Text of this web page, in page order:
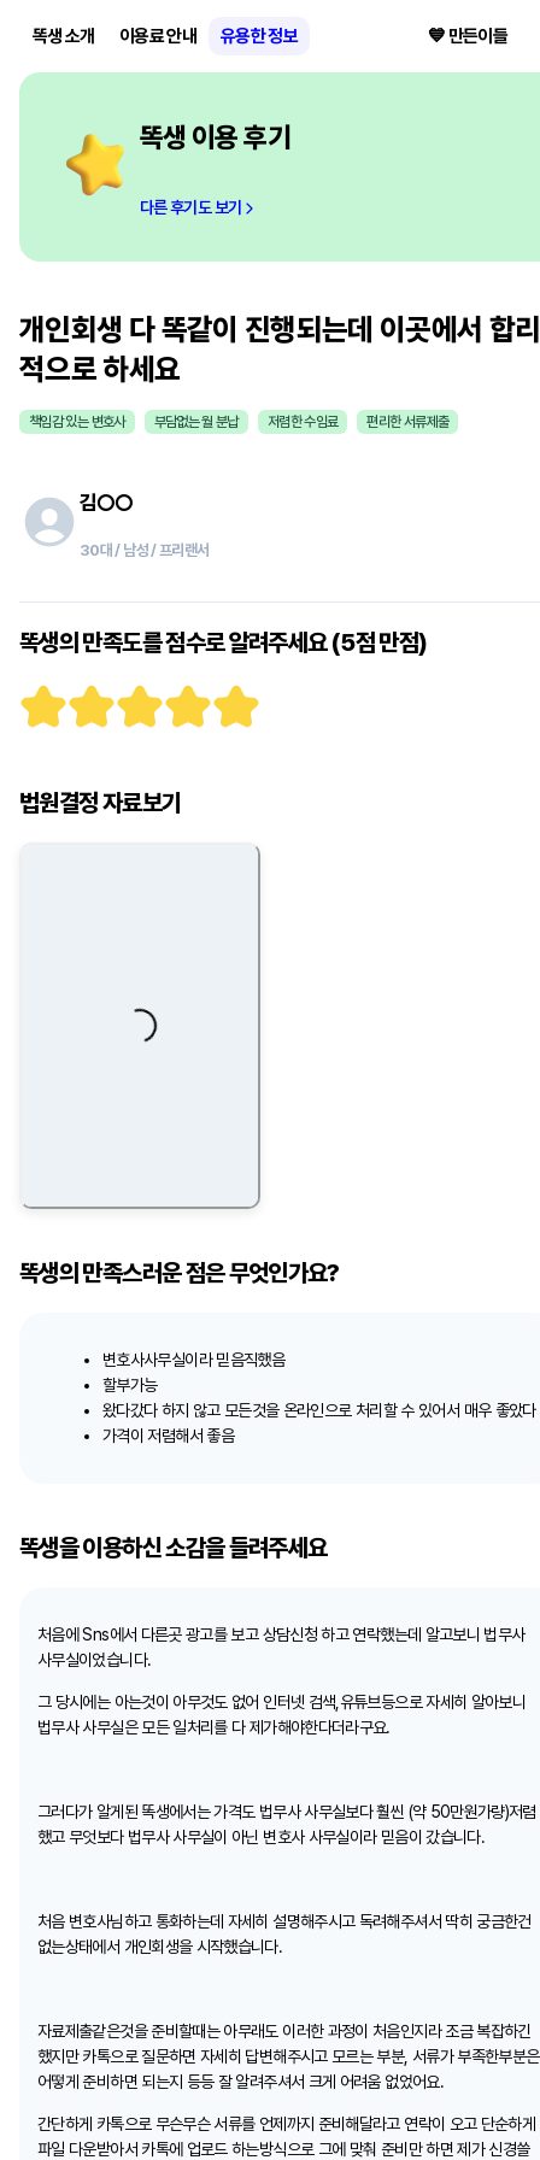
똑생 소개 이용료 안내 유용한 정보 💙 만든이들
똑생 이용 후기
다른 후기도 보기
개인회생 다 똑같이 진행되는데 이곳에서 합리
적으로 하세요
책임감 있는 변호사 부담없는 월 분납 저렴한 수임료 편리한 서류제출
김○○
30대 / 남성 / 프리랜서
똑생의 만족도를 점수로 알려주세요 (5점 만점)
법원결정 자료보기
Loading...
똑생의 만족스러운 점은 무엇인가요?
변호사사무실이라 믿음직했음
할부가능
왔다갔다 하지 않고 모든것을 온라인으로 처리할 수 있어서 매우 좋았다
가격이 저렴해서 좋음
똑생을 이용하신 소감을 들려주세요
처음에 Sns에서 다른곳 광고를 보고 상담신청 하고 연락했는데 알고보니 법무사
사무실이었습니다.
그 당시에는 아는것이 아무것도 없어 인터넷 검색,유튜브등으로 자세히 알아보니
법무사 사무실은 모든 일처리를 다 제가해야한다더라구요.
그러다가 알게된 똑생에서는 가격도 법무사 사무실보다 훨씬 (약 50만원가량)저렴
했고 무엇보다 법무사 사무실이 아닌 변호사 사무실이라 믿음이 갔습니다.
처음 변호사님하고 통화하는데 자세히 설명해주시고 독려해주셔서 딱히 궁금한건
없는상태에서 개인회생을 시작했습니다.
자료제출같은것을 준비할때는 아무래도 이러한 과정이 처음인지라 조금 복잡하긴
했지만 카톡으로 질문하면 자세히 답변해주시고 모르는 부분, 서류가 부족한부분은
어떻게 준비하면 되는지 등등 잘 알려주셔서 크게 어려움 없었어요.
간단하게 카톡으로 무슨무슨 서류를 언제까지 준비해달라고 연락이 오고 단순하게
파일 다운받아서 카톡에 업로드 하는방식으로 그에 맞춰 준비만 하면 제가 신경쓸